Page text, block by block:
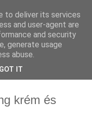
krém és
to deliver its services
and user-agent are
and security
generate usage
abuse.
GOT IT